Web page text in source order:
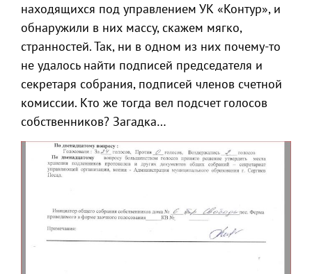
находящихся под управлением УК «Контур», и
обнаружили в них массу, скажем мягко,
странностей. Так, ни в одном из них почему-то
не удалось найти подписей председателя и
секретаря собрания, подписей членов счетной
комиссии. Кто же тогда вел подсчет голосов
собственников? Загадка…